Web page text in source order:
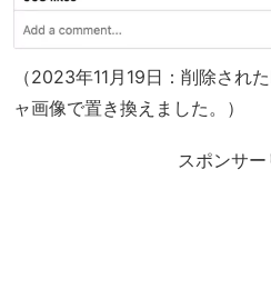
（2023年11月19日：削除され
ャ画像で置き換えました。）
スポンサー